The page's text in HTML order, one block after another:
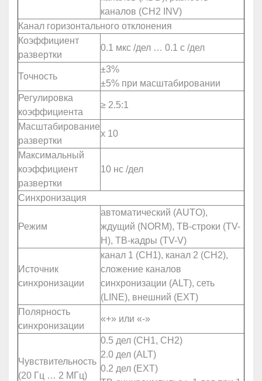
каналов (CH2 INV)
Канал горизонтального отклонения
Коэффициент
развертки
0.1 мкс /дел … 0.1 с /дел
Точность
±3%
±5% при масштабировании
Регулировка
коэффициента
≥ 2.5:1
Масштабирование
развертки
х 10
Максимальный
коэффициент
развертки
10 нс /дел
Синхронизация
Режим
автоматический (AUTO),
ждущий (NORM), ТВ-строки (TV-
H), ТВ-кадры (TV-V)
Источник
синхронизации
канал 1 (CH1), канал 2 (CH2),
сложение каналов
синхронизации (ALT), сеть
(LINE), внешний (EXT)
Полярность
синхронизации
«+» или «-»
Чувствительность
(20 Гц … 2 МГц)
0.5 дел (CH1, CH2)
2.0 дел (ALT)
0.2 дел (EXT)